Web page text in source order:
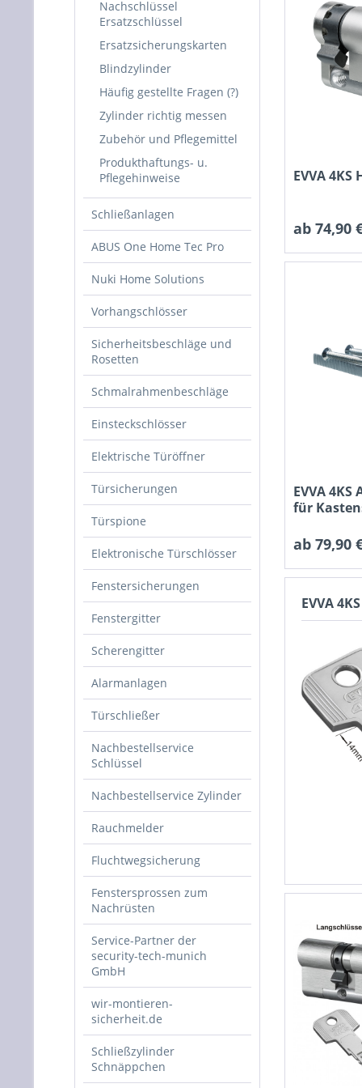
Nachschlüssel
Ersatzschlüssel
Ersatzsicherungskarten
Blindzylinder
Häufig gestellte Fragen (?)
Zylinder richtig messen
Zubehör und Pflegemittel
Produkthaftungs- u.
Pflegehinweise
Schließanlagen
ABUS One Home Tec Pro
Nuki Home Solutions
Vorhangschlösser
Sicherheitsbeschläge und
Rosetten
Schmalrahmenbeschläge
Einsteckschlösser
Elektrische Türöffner
Türsicherungen
Türspione
Elektronische Türschlösser
Fenstersicherungen
Fenstergitter
Scherengitter
Alarmanlagen
Türschließer
Nachbestellservice
Schlüssel
Nachbestellservice Zylinder
Rauchmelder
Fluchtwegsicherung
Fenstersprossen zum
Nachrüsten
Service-Partner der
security-tech-munich
GmbH
wir-montieren-
sicherheit.de
Schließzylinder
Schnäppchen
EVVA
EVVA
ab 74,90
EVVA
für
ab 79,90